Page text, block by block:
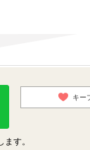
キー
す。